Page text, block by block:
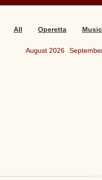
All Operetta
August 2026